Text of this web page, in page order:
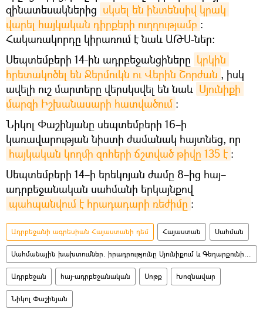
զինատեսակներից սկսել են ինտենսիվ կրակ
վարել հայկական դիրքերի ուղղությամբ :
Հակառակորդը կիրառում է նաև ԱԹՍ-ներ:
Սեպտեմբերի 14-ին ադրբեջանցիները կրկին
հրետակոծել են Ջերմուկն ու Վերին Շորժան , իսկ
ավելի ուշ մարտերը վերսկսվել են նաև Սյունիքի
մարզի Իշխանասարի հատվածում ։
Նիկոլ Փաշինյանը սեպտեմբերի 16–ի
կառավարության նիստի ժամանակ հայտնեց, որ
հայկական կողմի զոհերի ճշտված թիվը 135 է ։
Սեպտեմբերի 14–ի երեկոյան ժամը 8–ից հայ–
ադրբեջանական սահմանի երկայնքով
պահպանվում է հրադադարի ռեժիմը ։
Ադրբեջանի ագրեսիան Հայաստանի դեմ Հայաստան Սահման
Սահմանային խախտումներ. իրադրությունը Սյունիքում և Գեղարքունիքում
Ադրբեջան հայ-ադրբեջանական Սոթք Խոզնավար
Նիկոլ Փաշինյան